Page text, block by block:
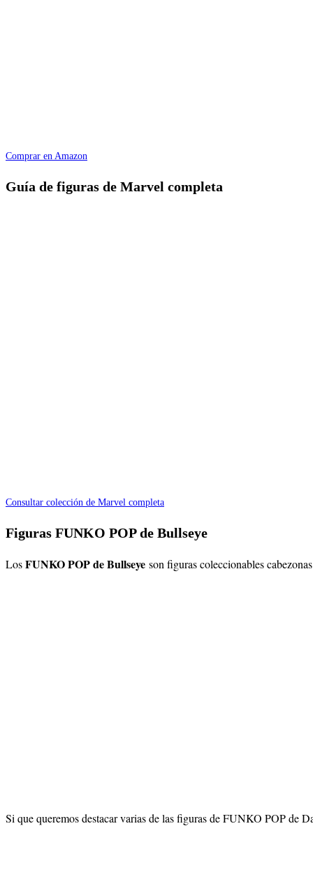
Comprar en Amazon
Guía de figuras de Marvel completa
Consultar colección de Marvel completa
Figuras FUNKO POP de Bullseye
LosFUNKO POP de Bullseye son figuras coleccionables
Si que queremos destacar varias de las figuras de FUNKO POP de